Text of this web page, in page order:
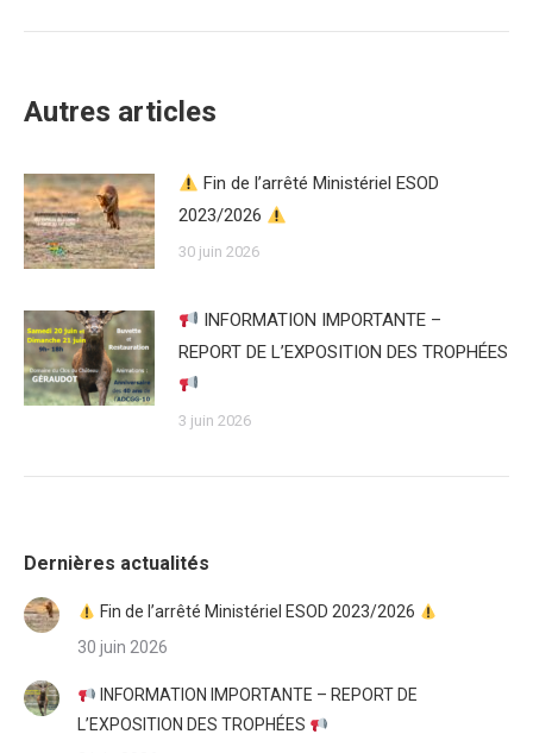
Autres articles
Fin de l’arrêté Ministériel ESOD
2023/2026
30 juin 2026
INFORMATION IMPORTANTE –
REPORT DE L’EXPOSITION DES TROPHÉES
3 juin 2026
Dernières actualités
Fin de l’arrêté Ministériel ESOD 2023/2026
30 juin 2026
INFORMATION IMPORTANTE – REPORT DE
L’EXPOSITION DES TROPHÉES